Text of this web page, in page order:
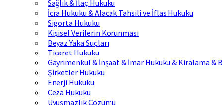
Sağlık & İlaç Hukuku
İcra Hukuku & Alacak Tahsili ve İflas Hukuku
Sigorta Hukuku
Kişisel Verilerin Korunması
Beyaz Yaka Suçları
Ticaret Hukuku
Gayrimenkul & İnşaat & İmar Hukuku & Kiralama &
Şirketler Hukuku
Enerji Hukuku
Ceza Hukuku
Uyuşmazlık Çözümü